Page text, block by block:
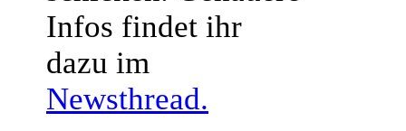
Infos findet ihr
dazu im
Newsthread.